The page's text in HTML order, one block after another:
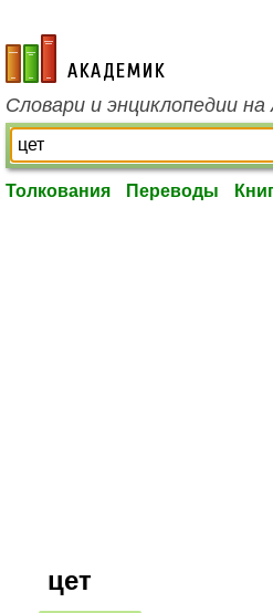
academic.ru
Словари и энциклопедии
Толкования Переводы
цет